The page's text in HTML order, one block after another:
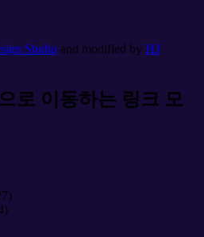
Studio and modified by HJ
로 이동하는 링크 모